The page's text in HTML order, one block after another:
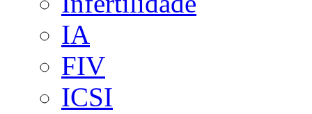
IA
FIV
ICSI